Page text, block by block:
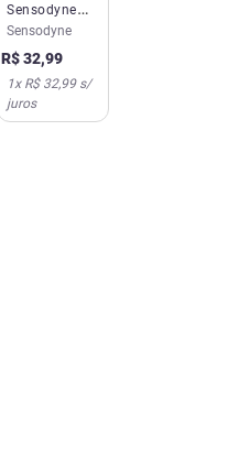
Sensodyne
Sensibilidade
e Gengivas
100g
Sensodyne
R$32,99
1x R$ 32,99s/
juros